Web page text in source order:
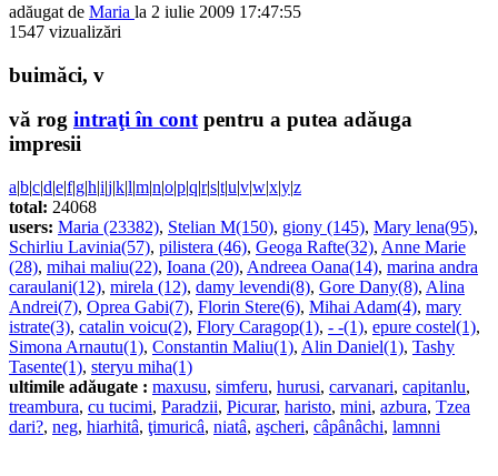
adăugat de Maria la 2 iulie 2009 17:47:55
1547 vizualizări
buimăci, v
vă rog intraţi în contpentru a putea adăuga
impresii
a|b|c|d|e|f|g|h|i|j|k|l|m|n|o|p|q|r|s|t|u|v|w|x|y|z
total: 24068
users: Maria (23382), Stelian M(150), giony (145), Mary lena(95),
Schirliu Lavinia(57), pilistera (46), Geoga Rafte(32), Anne Marie
(28), mihai maliu(22), Ioana (20), Andreea Oana(14), marina andra
caraulani(12), mirela (12), damy levendi(8), Gore Dany(8), Alina
Andrei(7), Oprea Gabi(7), Florin Stere(6), Mihai Adam(4), mary
istrate(3), catalin voicu(2), Flory Caragop(1), - -(1), epure costel(1),
Simona Arnautu(1), Constantin Maliu(1), Alin Daniel(1), Tashy
Tasente(1), steryu miha(1)
ultimile adăugate : maxusu, simferu, hurusi, carvanari, capitanlu,
treambura, cu tucimi, Paradzii, Picurar, haristo, mini, azbura, Tzea
dari?, neg, hiarhitâ, ţimuricâ, niatâ, aşcheri, câpânâchi, lamnni